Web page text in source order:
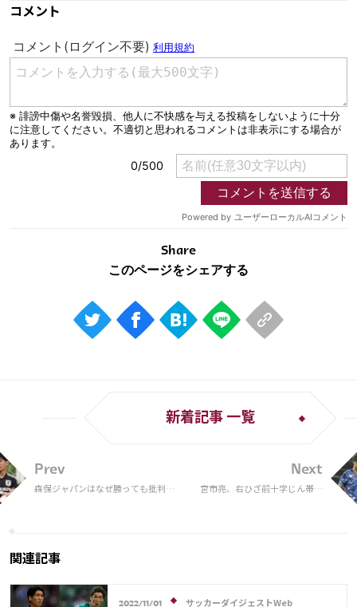
コメント
Share
Prev
森保ジャパンはなぜ勝っても批判さ
新着記事 一覧
Next
宮市亮、右ひざ前十字じん帯断
関連記事
2022/11/01 サッカーダイジェストWeb